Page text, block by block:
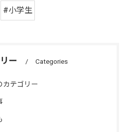
#小学生
ー Categories
カテゴリー